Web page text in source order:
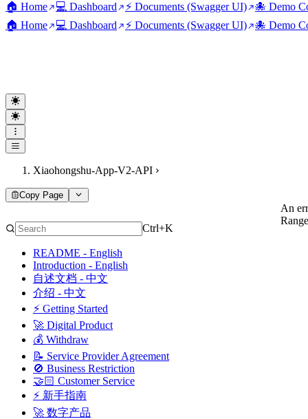
🏠 Home 💻 Dashboard ⚡ Documents (Swagger UI)
🐙 Demo
🏠 Home
💻 Dashboard ⚡ Documents (Swagger UI) 🐙 Demo
Xiaohongshu-App-V2-API
Copy Page
Ctrl+K
README - English
Introduction - English
自述文档 - 中文
介绍 - 中文
⚡ Getting Started
🚀 Digital Product
💰 Withdraw
📝 Service Provider Agreement
🚫 Business Restriction
🤝🏻 Customer Service
⚡ 新手指南
🚀 数字产品
An